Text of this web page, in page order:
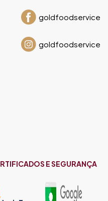
goldfoodservice
goldfoodservice
E SEGURANÇA